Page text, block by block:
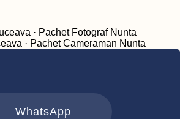
WhatsApp